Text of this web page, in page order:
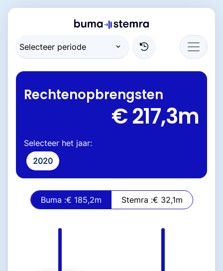
Rechtenopbrengsten
€ 217,3m
Selecteer het jaar:
2020
Buma :€ 185,2m Stemra :€ 32,1m